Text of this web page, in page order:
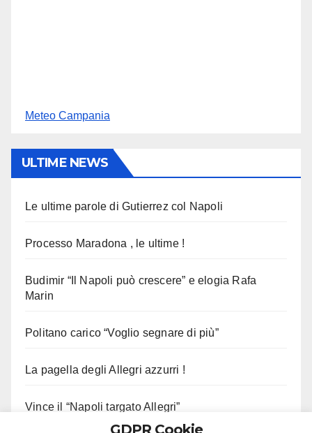
Meteo Campania
ULTIME NEWS
Le ultime parole di Gutierrez col Napoli
Processo Maradona , le ultime !
Budimir “Il Napoli può crescere” e elogia Rafa
Marin
Politano carico “Voglio segnare di più”
La pagella degli Allegri azzurri !
Vince il “Napoli targato Allegri”